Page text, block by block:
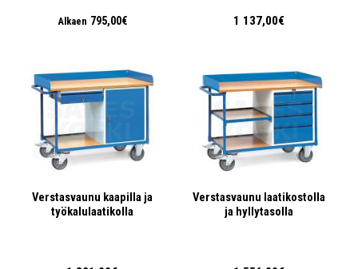
Alkaen 795,00€ 1 137,00€
Verstasvaunu kaapilla ja
työkalulaatikolla
Verstasvaunu laatikostolla
ja hyllytasolla